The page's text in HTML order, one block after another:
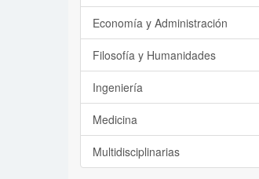
Economía y Administración
Filosofía y Humanidades
Ingeniería
Medicina
Multidisciplinarias